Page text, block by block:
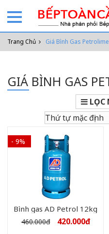
Trang Chủ Giá Bình Gas
GIÁ BÌNH GAS
LỌC
- 9%
Bình gas AD Petrol 12kg
460.000đ 420.000đ